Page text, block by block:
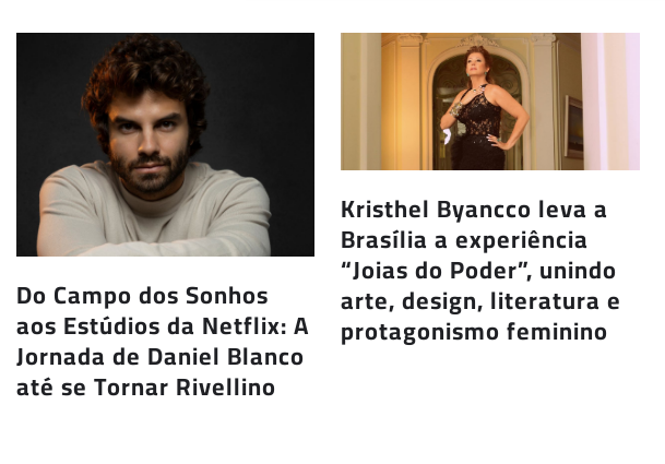
Do Campo dos Sonhos
aos Estúdios da Netflix: A
Jornada de Daniel Blanco
até se Tornar Rivellino
Kristhel Byancco leva a
Brasília a experiência
“Joias do Poder”, unindo
arte, design, literatura e
protagonismo feminino